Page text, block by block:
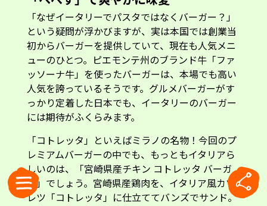
「なぜイータリーでパスタではなくバーガー？」
という疑問が浮かびますが、実は本国では創業当
初からバーガーを提供していて、現在も人気メニ
ューのひとつ。ピエモンテ州のブランド牛「ファ
ッソーナ牛」を使ったバーガーは、本場でも高い
人気を誇っているそうです。グルメバーガーがす
っかり定着した日本でも、イータリーのバーガー
には期待がふくらみます。
「コトレッタ」といえばミラノの名物！今回のプ
レミアムバーガーの中でも、もっともイタリアら
しいのは、「宮崎県産チキン コトレッタ バーガ
ー」でしょう。宮崎県産鶏肉を、イタリア風カツ
レツ「コトレッタ」に仕立ててバンズでサンド。